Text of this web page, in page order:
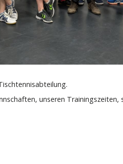
unseren Trainingszeiten,